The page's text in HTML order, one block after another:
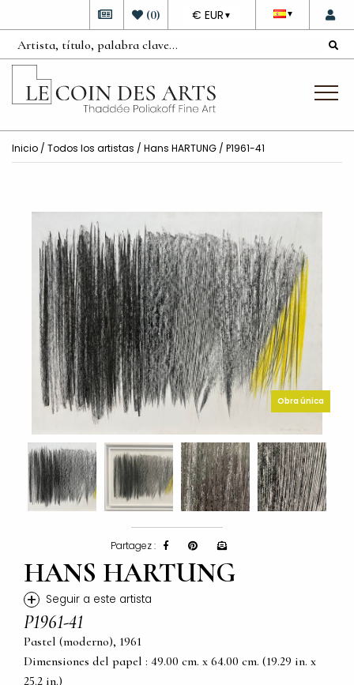
▼
DEVISE
€ EUR ▼
(0)
Inicio / Todos los artistas / Hans HARTUNG / P1961-41
Obra única
Partagez :
HANS HARTUNG
+ Seguir a este artista
P1961-41
Pastel (moderno), 1961
Dimensiones del papel : 49.00 cm. x 64.00 cm. (19.29 in. x
25.2 in.)